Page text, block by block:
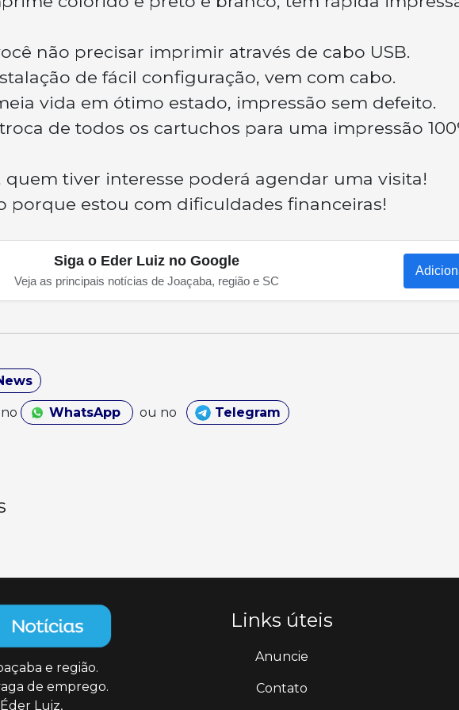
não precisar imprimir através de cabo USB.
de fácil configuração, vem com cabo.
vida em ótimo estado, impressão sem defeito.
de todos os cartuchos para uma impressão
quem tiver interesse poderá agendar uma visita!
porque estou com dificuldades financeiras!
Siga o Eder Luiz no Google
Veja as principais notícias de Joaçaba, região e SC
WhatsApp ou no Telegram
e região.
de emprego.
Luiz,
Links úteis
Anuncie
Contato